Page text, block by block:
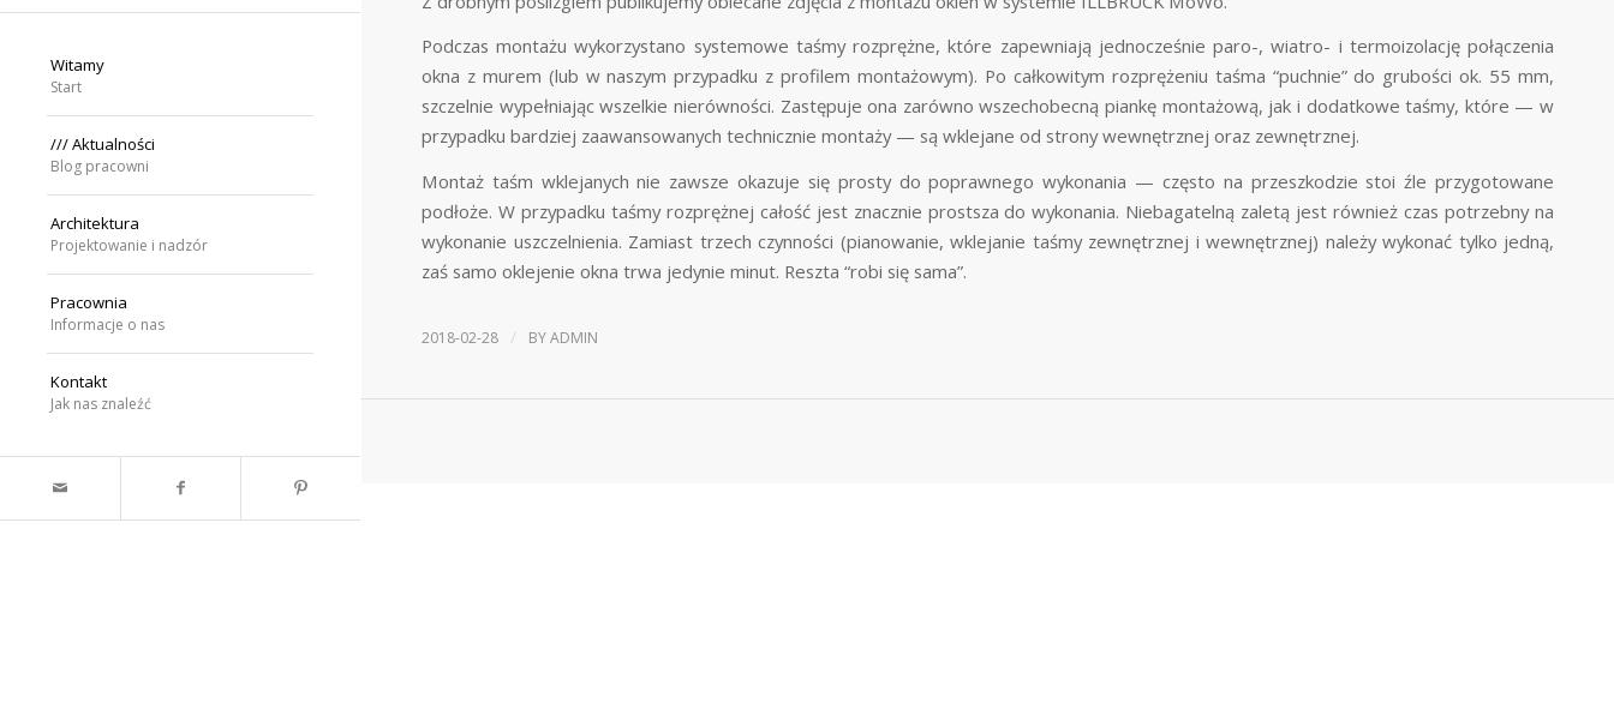
Witamy
Start
/// Aktualności
Blog pracowni
Architektura
Projektowanie i nadzór
Pracownia
Informacje o nas
Kontakt
Jak nas znaleźć
Podczas montażu wykorzystano systemowe taśmy rozprężne, które zapewniają jednocześnie paro-, wiatro- i termoizolację połączenia
okna z murem (lub w naszym przypadku z profilem montażowym). Po całkowitym rozprężeniu taśma “puchnie” do grubości ok. 55 mm,
szczelnie wypełniając wszelkie nierówności. Zastępuje ona zarówno wszechobecną piankę montażową, jak i dodatkowe taśmy, które — w
przypadku bardziej zaawansowanych technicznie montaży — są wklejane od strony wewnętrznej oraz zewnętrznej.
Montaż taśm wklejanych nie zawsze okazuje się prosty do poprawnego wykonania — często na przeszkodzie stoi źle przygotowane
podłoże. W przypadku taśmy rozprężnej całość jest znacznie prostsza do wykonania. Niebagatelną zaletą jest również czas potrzebny na
wykonanie uszczelnienia. Zamiast trzech czynności (pianowanie, wklejanie taśmy zewnętrznej i wewnętrznej) należy wykonać tylko jedną,
zaś samo oklejenie okna trwa jedynie minut. Reszta “robi się sama”.
2018-02-28 / BYADMIN